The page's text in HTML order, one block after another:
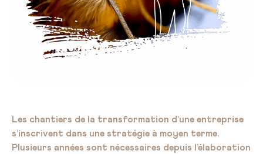
Les chantiers de la transformation d’une entreprise
s’inscrivent dans une stratégie à moyen terme.
Plusieurs années sont nécessaires depuis l’élaboration